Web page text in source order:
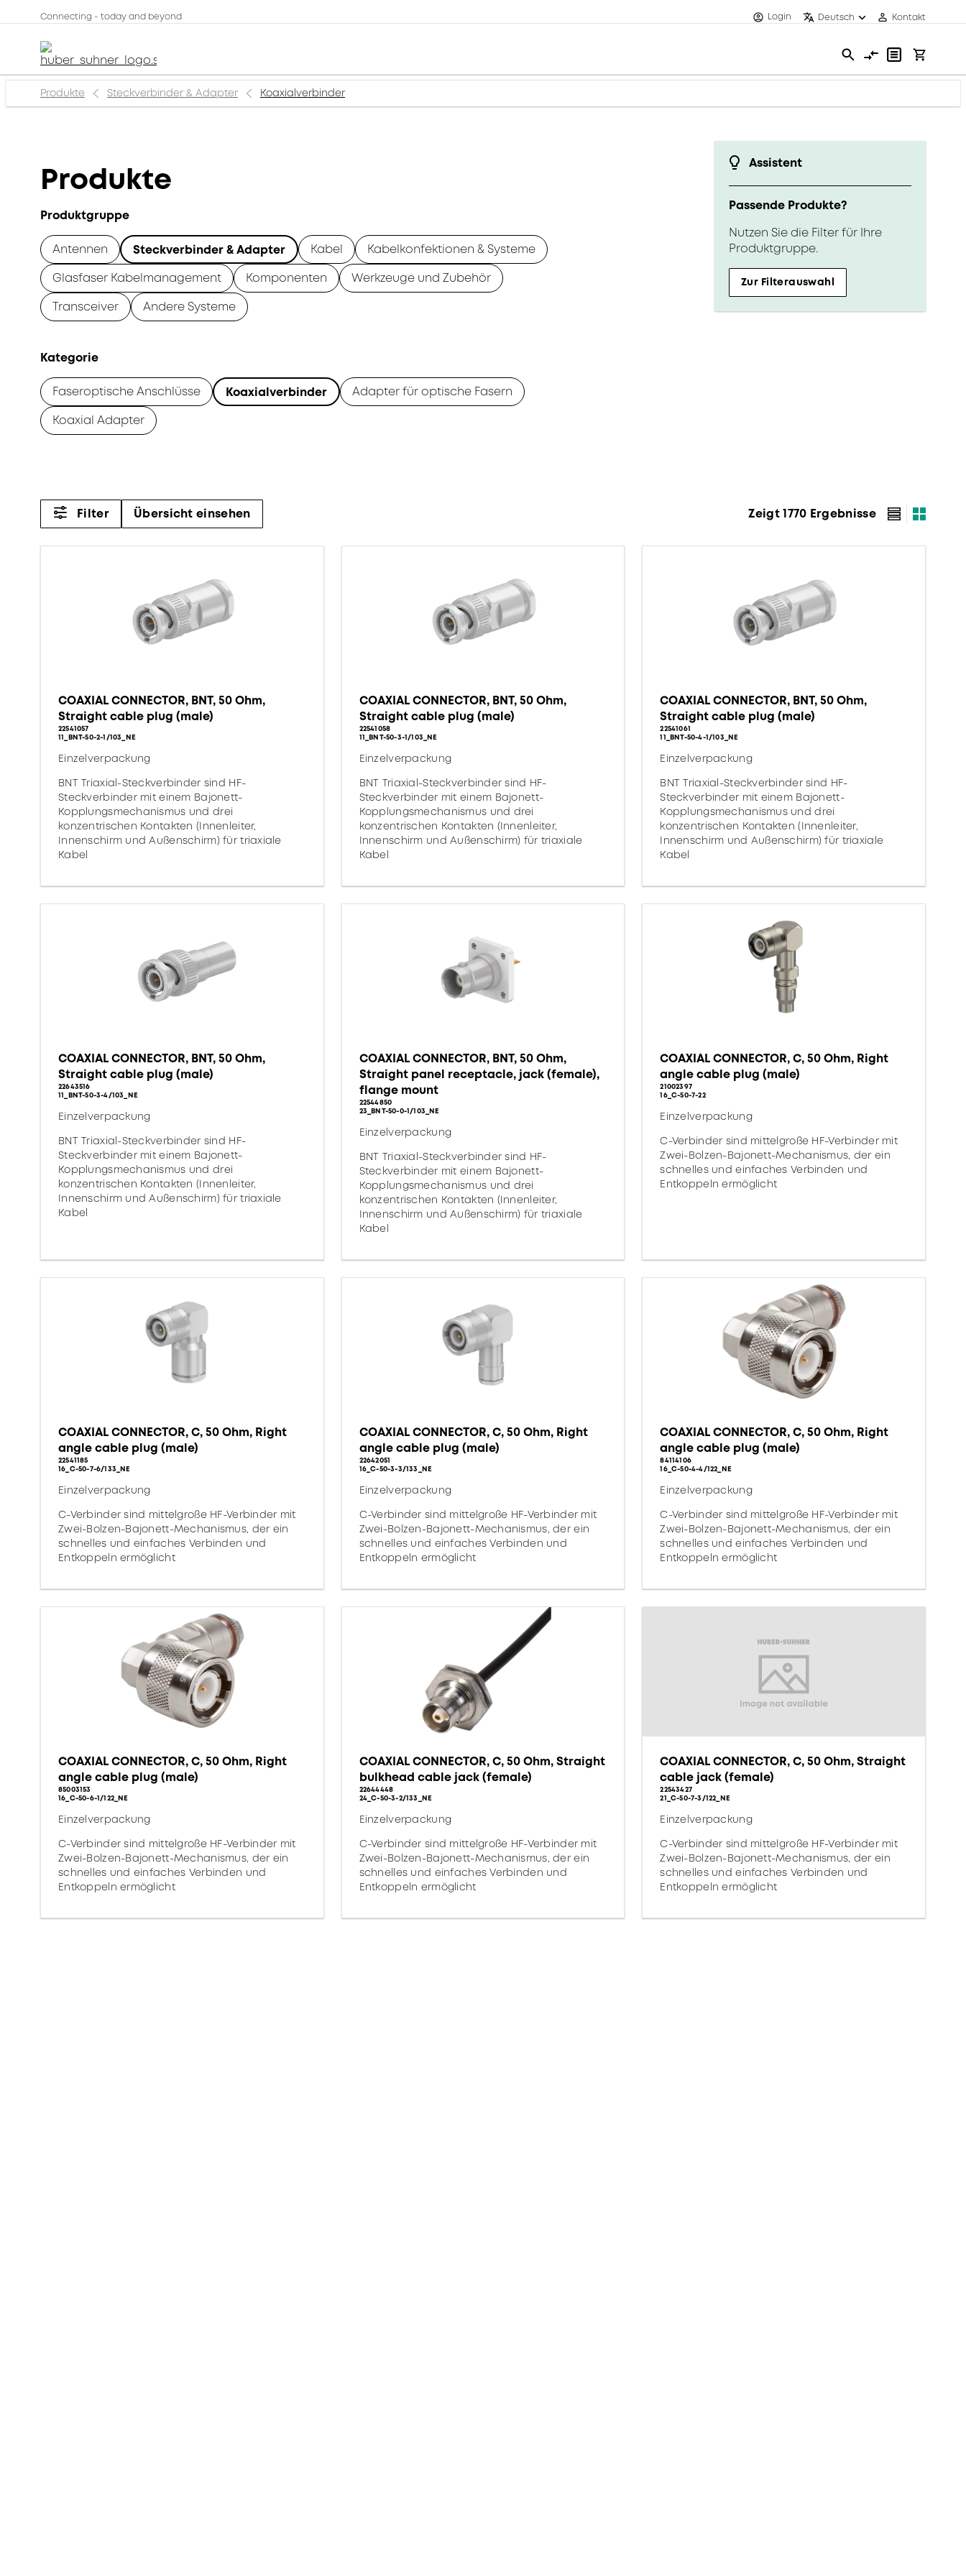
Connecting - today and beyond Login Deutsch Kontakt
Produkte Steckverbinder & Adapter Koaxialverbinder
Assistent
Passende Produkte?
Nutzen Sie die Filter für Ihre
Produktgruppe.
Zur Filterauswahl
Produkte
Produktgruppe
Antennen Steckverbinder & Adapter Kabel
Kabelkonfektionen & Systeme
Glasfaser Kabelmanagement
Komponenten
Werkzeuge und Zubehör
Transceiver
Andere Systeme
Kategorie
Faseroptische Anschlüsse Koaxialverbinder
Adapter für optische Fasern
Koaxial Adapter
Filter Übersicht einsehen Zeigt 1770 Ergebnisse
COAXIAL CONNECTOR, BNT, 50 Ohm,
Straight cable plug (male)
22541057
11_BNT-50-2-1/103_NE
Einzelverpackung
BNT Triaxial-Steckverbinder sind HF-
Steckverbinder mit einem Bajonett-
Kopplungsmechanismus und drei
konzentrischen Kontakten (Innenleiter,
Innenschirm und Außenschirm) für triaxiale
Kabel
COAXIAL CONNECTOR, BNT, 50 Ohm,
Straight cable plug (male)
22541058
11_BNT-50-3-1/103_NE
Einzelverpackung
BNT Triaxial-Steckverbinder sind HF-
Steckverbinder mit einem Bajonett-
Kopplungsmechanismus und drei
konzentrischen Kontakten (Innenleiter,
Innenschirm und Außenschirm) für triaxiale
Kabel
COAXIAL CONNECTOR, BNT, 50 Ohm,
Straight cable plug (male)
22541061
11_BNT-50-4-1/103_NE
Einzelverpackung
BNT Triaxial-Steckverbinder sind HF-
Steckverbinder mit einem Bajonett-
Kopplungsmechanismus und drei
konzentrischen Kontakten (Innenleiter,
Innenschirm und Außenschirm) für triaxiale
Kabel
COAXIAL CONNECTOR, BNT, 50 Ohm,
Straight cable plug (male)
22643516
11_BNT-50-3-4/103_NE
Einzelverpackung
BNT Triaxial-Steckverbinder sind HF-
Steckverbinder mit einem Bajonett-
Kopplungsmechanismus und drei
konzentrischen Kontakten (Innenleiter,
Innenschirm und Außenschirm) für triaxiale
Kabel
COAXIAL CONNECTOR, BNT, 50 Ohm,
Straight panel receptacle, jack (female),
flange mount
22544850
23_BNT-50-0-1/103_NE
Einzelverpackung
BNT Triaxial-Steckverbinder sind HF-
Steckverbinder mit einem Bajonett-
Kopplungsmechanismus und drei
konzentrischen Kontakten (Innenleiter,
Innenschirm und Außenschirm) für triaxiale
Kabel
COAXIAL CONNECTOR, C, 50 Ohm, Right
angle cable plug (male)
21002397
16_C-50-7-22
Einzelverpackung
C-Verbinder sind mittelgroße HF-Verbinder mit
Zwei-Bolzen-Bajonett-Mechanismus, der ein
schnelles und einfaches Verbinden und
Entkoppeln ermöglicht
COAXIAL CONNECTOR, C, 50 Ohm, Right
angle cable plug (male)
22541185
16_C-50-7-6/133_NE
Einzelverpackung
C-Verbinder sind mittelgroße HF-Verbinder mit
Zwei-Bolzen-Bajonett-Mechanismus, der ein
schnelles und einfaches Verbinden und
Entkoppeln ermöglicht
COAXIAL CONNECTOR, C, 50 Ohm, Right
angle cable plug (male)
22642051
16_C-50-3-3/133_NE
Einzelverpackung
C-Verbinder sind mittelgroße HF-Verbinder mit
Zwei-Bolzen-Bajonett-Mechanismus, der ein
schnelles und einfaches Verbinden und
Entkoppeln ermöglicht
COAXIAL CONNECTOR, C, 50 Ohm, Right
angle cable plug (male)
84114106
16_C-50-4-4/122_NE
Einzelverpackung
C-Verbinder sind mittelgroße HF-Verbinder mit
Zwei-Bolzen-Bajonett-Mechanismus, der ein
schnelles und einfaches Verbinden und
Entkoppeln ermöglicht
COAXIAL CONNECTOR, C, 50 Ohm, Right
angle cable plug (male)
85003153
16_C-50-6-1/122_NE
Einzelverpackung
C-Verbinder sind mittelgroße HF-Verbinder mit
Zwei-Bolzen-Bajonett-Mechanismus, der ein
schnelles und einfaches Verbinden und
Entkoppeln ermöglicht
COAXIAL CONNECTOR, C, 50 Ohm, Straight
bulkhead cable jack (female)
22644448
24_C-50-3-2/133_NE
Einzelverpackung
C-Verbinder sind mittelgroße HF-Verbinder mit
Zwei-Bolzen-Bajonett-Mechanismus, der ein
schnelles und einfaches Verbinden und
Entkoppeln ermöglicht
COAXIAL CONNECTOR, C, 50 Ohm, Straight
cable jack (female)
22543427
21_C-50-7-3/122_NE
Einzelverpackung
C-Verbinder sind mittelgroße HF-Verbinder mit
Zwei-Bolzen-Bajonett-Mechanismus, der ein
schnelles und einfaches Verbinden und
Entkoppeln ermöglicht